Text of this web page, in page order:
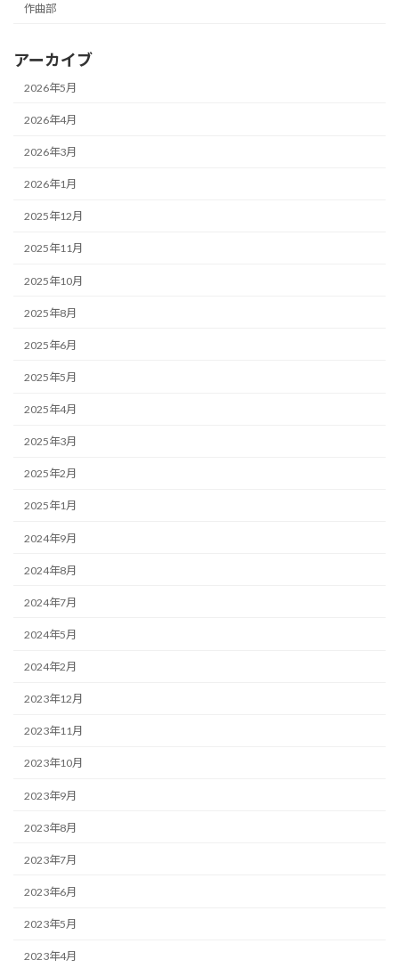
作曲部
アーカイブ
2026年5月
2026年4月
2026年3月
2026年1月
2025年12月
2025年11月
2025年10月
2025年8月
2025年6月
2025年5月
2025年4月
2025年3月
2025年2月
2025年1月
2024年9月
2024年8月
2024年7月
2024年5月
2024年2月
2023年12月
2023年11月
2023年10月
2023年9月
2023年8月
2023年7月
2023年6月
2023年5月
2023年4月